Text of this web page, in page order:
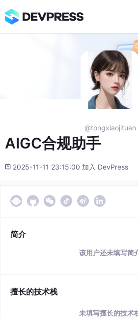
@tongxiaojituan
AIGC合规助手
2025-11-11 23:15:00 加入 DevPress
简介
该用户还未填写简
擅长的技术栈
未填写擅长的技术